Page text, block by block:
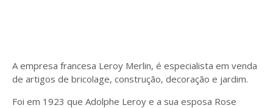
A empresa francesa Leroy Merlin, é especialista em venda
de artigos de bricolage, construção, decoração e jardim.
Foi em 1923 que Adolphe Leroy e a sua esposa Rose